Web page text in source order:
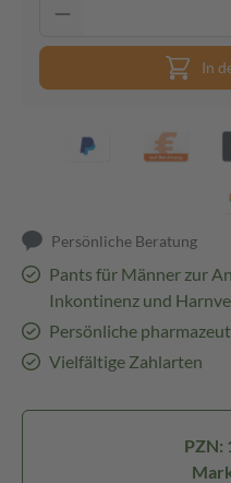
In
Persönliche Beratung
Pants für Männer zur
Inkontinenz und
Persönliche
Vielfältige Zahlarten
PZN: